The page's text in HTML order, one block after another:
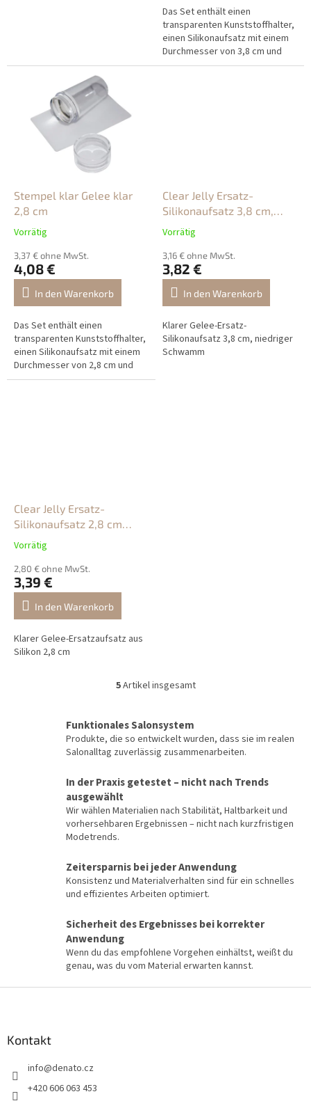
Das Set enthält einen
transparenten Kunststoffhalter,
einen Silikonaufsatz mit einem
Durchmesser von 3,8 cm und
einen Kunststoffabstreifer.
Stempel klar Gelee klar
2,8 cm
Vorrätig
3,37 € ohne MwSt.
4,08 €
In den Warenkorb
Das Set enthält einen
transparenten Kunststoffhalter,
einen Silikonaufsatz mit einem
Durchmesser von 2,8 cm und
einen Kunststoffabstreifer.
Clear Jelly Ersatz-
Silikonaufsatz 3,8 cm,
niedriger Schwamm
Razítko pro NailArt
Vorrätig
3,16 € ohne MwSt.
3,82 €
In den Warenkorb
Klarer Gelee-Ersatz-
Silikonaufsatz 3,8 cm, niedriger
Schwamm
Clear Jelly Ersatz-
Silikonaufsatz 2,8 cm
Razítko pro NailArt
Vorrätig
2,80 € ohne MwSt.
3,39 €
In den Warenkorb
Klarer Gelee-Ersatzaufsatz aus
Silikon 2,8 cm
S
u
e
r
l
m
e
e
d
e
i
t
e
5Artikel insgesamt
Funktionales Salonsystem
Produkte, die so entwickelt wurden, dass sie im realen
Salonalltag zuverlässig zusammenarbeiten.
In der Praxis getestet – nicht nach Trends
ausgewählt
Wir wählen Materialien nach Stabilität, Haltbarkeit und
vorhersehbaren Ergebnissen – nicht nach kurzfristigen
Modetrends.
Zeitersparnis bei jeder Anwendung
Konsistenz und Materialverhalten sind für ein schnelles
und effizientes Arbeiten optimiert.
Sicherheit des Ergebnisses bei korrekter
Anwendung
Wenn du das empfohlene Vorgehen einhältst, weißt du
genau, was du vom Material erwarten kannst.
Kontakt
info@denato.cz
+420 606 063 453